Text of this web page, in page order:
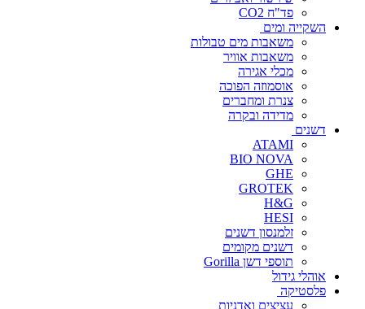
פד"ח CO2
השקייה ומים
משאבות מים טבולות
משאבות אוויר
מכלי אגירה
אוסמוזה הפוכה
צנרת ומחברים
מדידה ובקרה
דשנים
ATAMI
BIO NOVA
GHE
GROTEK
H&G
HESI
זלמנסון דשנים
דשנים מקומים
תוספי דשן Gorilla
אוהלי גידול
פלסטיקה
עציצים ואדניות